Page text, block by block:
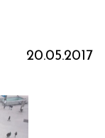
20.05.2017